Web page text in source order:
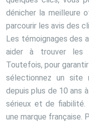
dénicher la meilleure
parcourir les avis des
Les témoignages des
aider à trouver les
Toutefois, pour
sélectionnez un site
depuis plus de 10 ans à
sérieux et de fiabilité.
une marque française.